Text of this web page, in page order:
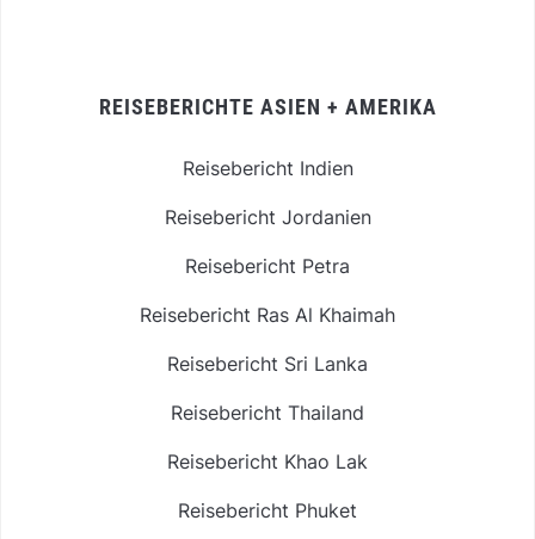
REISEBERICHTE ASIEN + AMERIKA
Reisebericht Indien
Reisebericht Jordanien
Reisebericht Petra
Reisebericht Ras Al Khaimah
Reisebericht Sri Lanka
Reisebericht Thailand
Reisebericht Khao Lak
Reisebericht Phuket